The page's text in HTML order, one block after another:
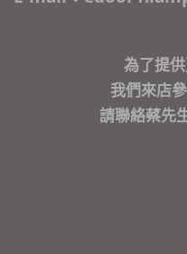
為了提
我們來店
請聯絡蔡先